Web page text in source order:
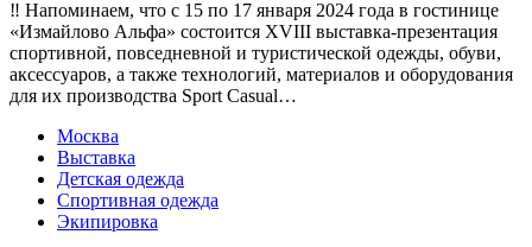
‼ Напоминаем, что с 15 по 17 января 2024 года в гостинице
«Измайлово Альфа» состоится XVIII выставка-презентация
спортивной, повседневной и туристической одежды, обуви,
аксессуаров, а также технологий, материалов и оборудования
для их производства Sport Casual…
Москва
Выставка
Детская одежда
Спортивная одежда
Экипировка